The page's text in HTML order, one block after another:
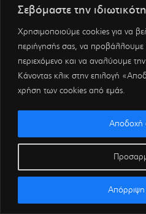
Σεβόμαστε την
Χρησιμοποιούμε cookies για να
περιήγησής σας, να προβάλλουμε
περιεχόμενο και να αναλύουμε
Κάνοντας κλικ στην επιλογή
χρήση των cookies από εμάς.
Αποδοχή